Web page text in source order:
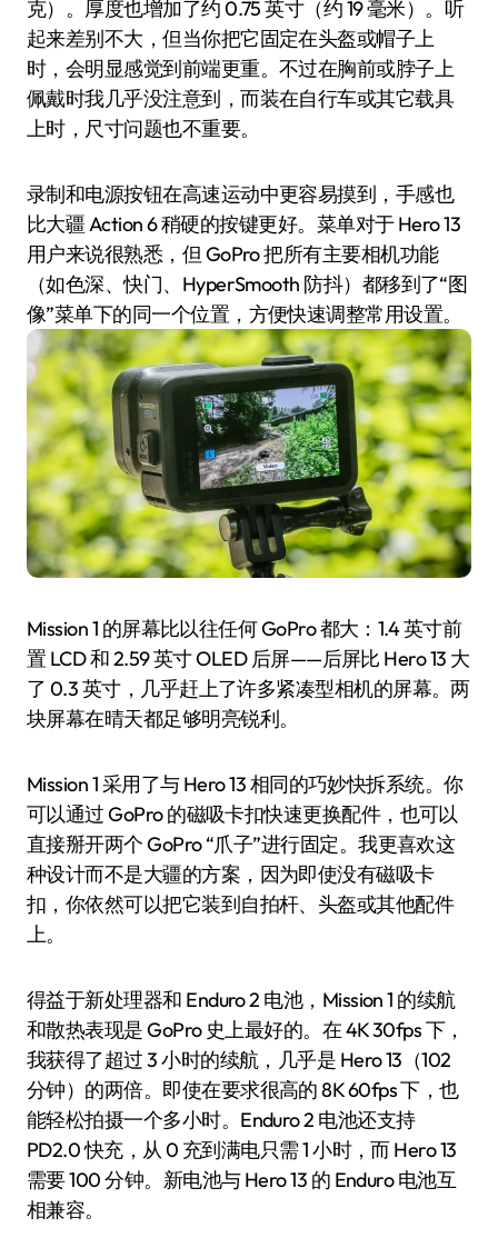
克）。厚度也增加了约 0.75 英寸（约 19 毫米）。听
起来差别不大，但当你把它固定在头盔或帽子上
时，会明显感觉到前端更重。不过在胸前或脖子上
佩戴时我几乎没注意到，而装在自行车或其它载具
上时，尺寸问题也不重要。
录制和电源按钮在高速运动中更容易摸到，手感也
比大疆 Action 6 稍硬的按键更好。菜单对于 Hero 13
用户来说很熟悉，但 GoPro 把所有主要相机功能
（如色深、快门、HyperSmooth 防抖）都移到了“图
像”菜单下的同一个位置，方便快速调整常用设置。
Mission 1 的屏幕比以往任何 GoPro 都大：1.4 英寸前
置 LCD 和 2.59 英寸 OLED 后屏——后屏比 Hero 13 大
了 0.3 英寸，几乎赶上了许多紧凑型相机的屏幕。两
块屏幕在晴天都足够明亮锐利。
Mission 1 采用了与 Hero 13 相同的巧妙快拆系统。你
可以通过 GoPro 的磁吸卡扣快速更换配件，也可以
直接掰开两个 GoPro “爪子”进行固定。我更喜欢这
种设计而不是大疆的方案，因为即使没有磁吸卡
扣，你依然可以把它装到自拍杆、头盔或其他配件
上。
得益于新处理器和 Enduro 2 电池，Mission 1 的续航
和散热表现是 GoPro 史上最好的。在 4K 30fps 下，
我获得了超过 3 小时的续航，几乎是 Hero 13（102
分钟）的两倍。即使在要求很高的 8K 60fps 下，也
能轻松拍摄一个多小时。Enduro 2 电池还支持
PD2.0 快充，从 0 充到满电只需 1 小时，而 Hero 13
需要 100 分钟。新电池与 Hero 13 的 Enduro 电池互
相兼容。